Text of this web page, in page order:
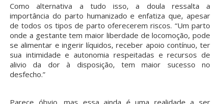
Como alternativa a tudo isso, a doula ressalta a
importância do parto humanizado e enfatiza que, apesar
de todos os tipos de parto oferecerem riscos. “Um parto
onde a gestante tem maior liberdade de locomoção, pode
se alimentar e ingerir líquidos, receber apoio contínuo, ter
sua intimidade e autonomia respeitadas e recursos de
alivio da dor à disposição, tem maior sucesso no
desfecho.”
Parece óbvio, mas essa ainda é uma realidade a ser